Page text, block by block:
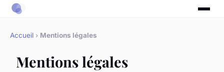
Accueil › Mentions légales
Mentions légales